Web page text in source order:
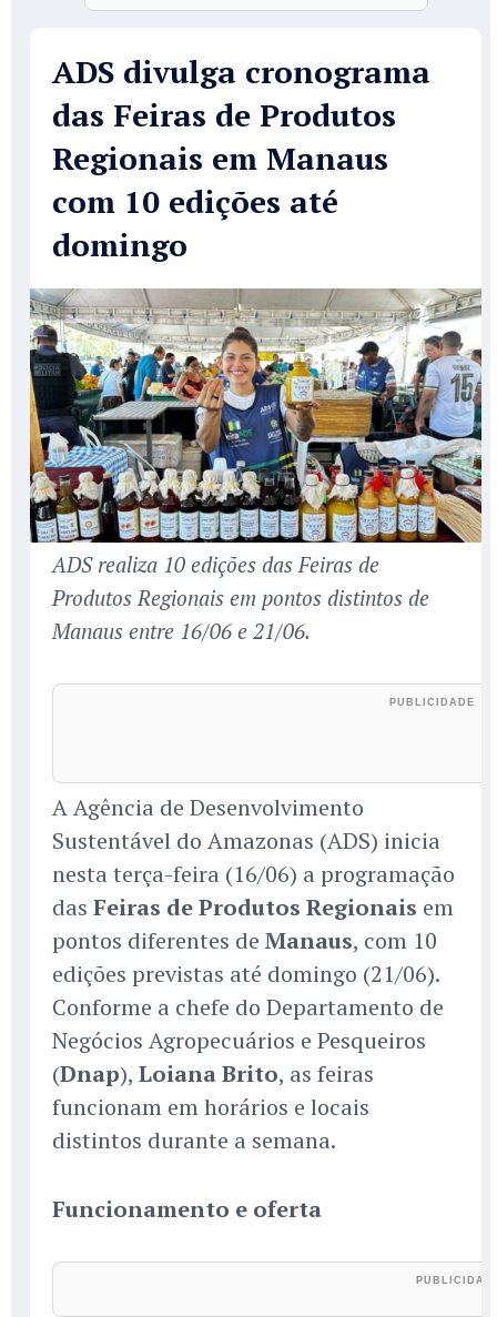
ADS divulga cronograma
das Feiras de Produtos
Regionais em Manaus
com 10 edições até
domingo
ADS realiza 10 edições das Feiras de
Produtos Regionais em pontos distintos de
Manaus entre 16/06 e 21/06.
A Agência de Desenvolvimento
Sustentável do Amazonas (ADS) inicia
nesta terça-feira (16/06) a programação
das Feiras de Produtos Regionais em
pontos diferentes de Manaus, com 10
edições previstas até domingo (21/06).
Conforme a chefe do Departamento de
Negócios Agropecuários e Pesqueiros
(Dnap), Loiana Brito, as feiras
funcionam em horários e locais
distintos durante a semana.
Funcionamento e oferta